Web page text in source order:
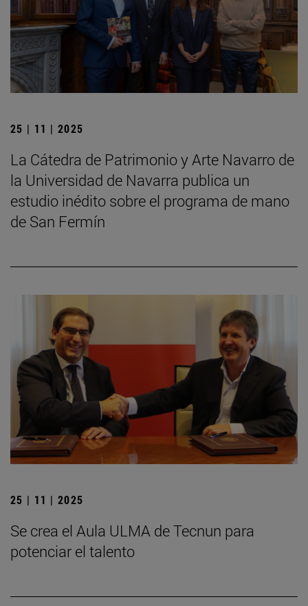
25 | 11 | 2025
La Cátedra de Patrimonio y Arte Navarro de
la Universidad de Navarra publica un
estudio inédito sobre el programa de mano
de San Fermín
25 | 11 | 2025
Se crea el Aula ULMA de Tecnun para
potenciar el talento